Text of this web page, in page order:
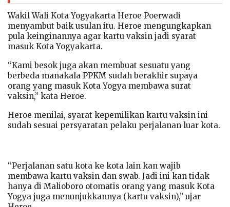
Wakil Wali Kota Yogyakarta Heroe Poerwadi
menyambut baik usulan itu. Heroe mengungkapkan
pula keinginannya agar kartu vaksin jadi syarat
masuk Kota Yogyakarta.
“Kami besok juga akan membuat sesuatu yang
berbeda manakala PPKM sudah berakhir supaya
orang yang masuk Kota Yogya membawa surat
vaksin,” kata Heroe.
Heroe menilai, syarat kepemilikan kartu vaksin ini
sudah sesuai persyaratan pelaku perjalanan luar kota.
“Perjalanan satu kota ke kota lain kan wajib
membawa kartu vaksin dan swab. Jadi ini kan tidak
hanya di Malioboro otomatis orang yang masuk Kota
Yogya juga menunjukkannya (kartu vaksin),” ujar